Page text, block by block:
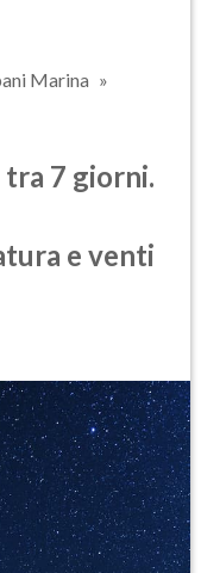
Marina
7 giorni.
e venti